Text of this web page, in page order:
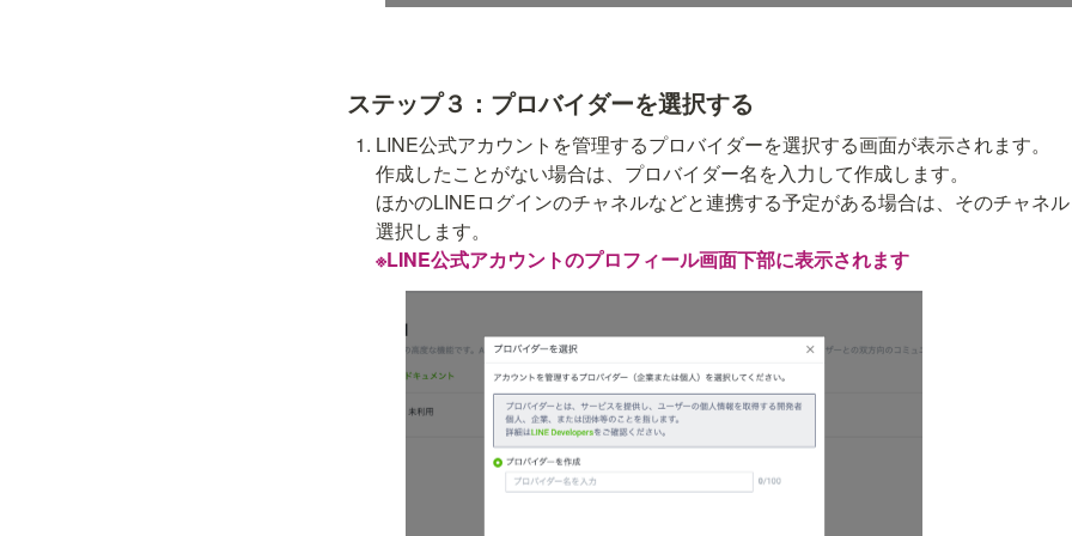
ステップ３：プロバイダーを選択する
LINE公式アカウントを管理するプロバイダーを選択する画面が表示されます。
作成したことがない場合は、プロバイダー名を入力して作成します。
ほかのLINEログインのチャネルなどと連携する予定がある場合は、そのチャネ
※LINE公式アカウントのプロフィール画面下部に表示されます